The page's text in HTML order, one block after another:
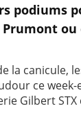
podiums
ou
la canicule,
ce
Gilbert STX